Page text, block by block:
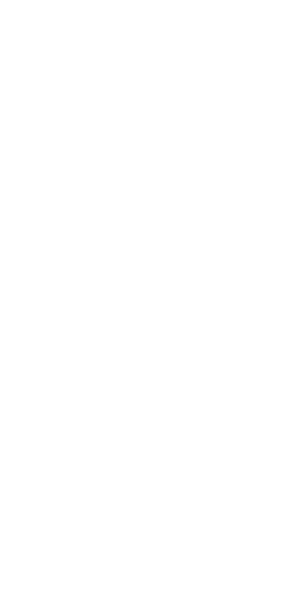
させていただ
き作成されるも
をご了承くださ
御機器販売店・
ようお願いしま
にご登録され
社の共同利用者
とをご了承くだ
1000ppm以下、
はありません。
品に未対応品が
) : 1000ppm、
、
ない年数を意
貨物等」とい
要な手段を講じ
通知します。
、取り引きをい